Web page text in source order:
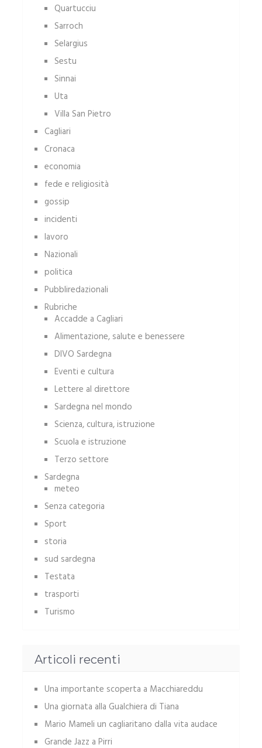
Quartucciu
Sarroch
Selargius
Sestu
Sinnai
Uta
Villa San Pietro
Cagliari
Cronaca
economia
fede e religiosità
gossip
incidenti
lavoro
Nazionali
politica
Pubbliredazionali
Rubriche
Accadde a Cagliari
Alimentazione, salute e benessere
DIVO Sardegna
Eventi e cultura
Lettere al direttore
Sardegna nel mondo
Scienza, cultura, istruzione
Scuola e istruzione
Terzo settore
Sardegna
meteo
Senza categoria
Sport
storia
sud sardegna
Testata
trasporti
Turismo
Articoli recenti
Una importante scoperta a Macchiareddu
Una giornata alla Gualchiera di Tiana
Mario Mameli un cagliaritano dalla vita audace
Grande Jazz a Pirri